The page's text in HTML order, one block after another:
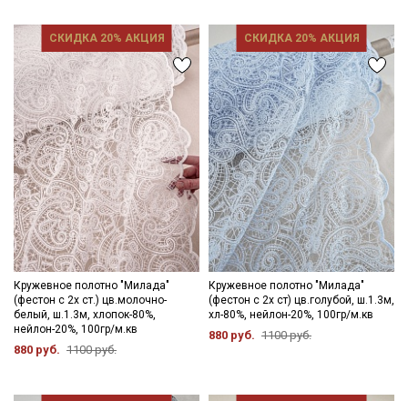
- сушить в подвешенном и расправленном состоянии
- гладить с изнаночной стороны в режиме «Шёлк».
Цветопередача (тон) может отличаться от оригинального
цвета ткани в зависимости от настроек вашего монитора и в
зависимости от партии.
СКИДКА 20% АКЦИЯ
Кружевное полотно "Милада"
(фестон с 2х ст.) цв.молочно-
белый, ш.1.3м, хлопок-80%,
нейлон-20%, 100гр/м.кв
880 руб. 1100 руб.
СКИДКА 20% АКЦИЯ
Кружевное полотно "Милада"
(фестон с 2х ст) цв.голубой, ш.1.3м,
хл-80%, нейлон-20%, 100гр/м.кв
880 руб. 1100 руб.
Секретная рассылка от Купава
Мы публикуем здесь дополнительные
промокоды и скидки до 30% на узкие
категории тканей
Электронная почта